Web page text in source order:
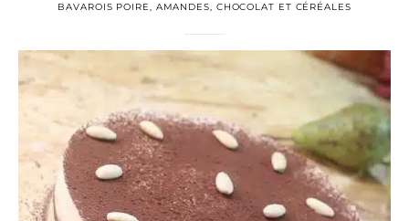
BAVAROIS POIRE, AMANDES, CHOCOLAT ET CÉRÉALES